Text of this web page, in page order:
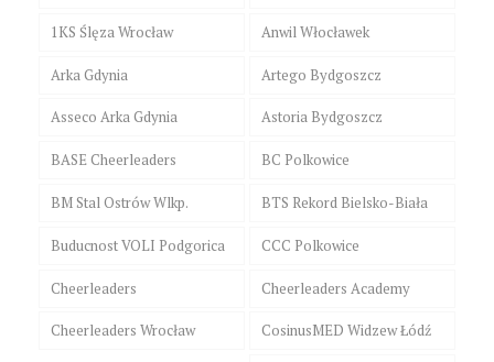
1KS Ślęza Wrocław Anwil Włocławek
Arka Gdynia Artego Bydgoszcz
Asseco Arka Gdynia Astoria Bydgoszcz
BASE Cheerleaders BC Polkowice
BM Stal Ostrów Wlkp. BTS Rekord Bielsko-Biała
Buducnost VOLI Podgorica CCC Polkowice
Cheerleaders Cheerleaders Academy
Cheerleaders Wrocław CosinusMED Widzew Łódź